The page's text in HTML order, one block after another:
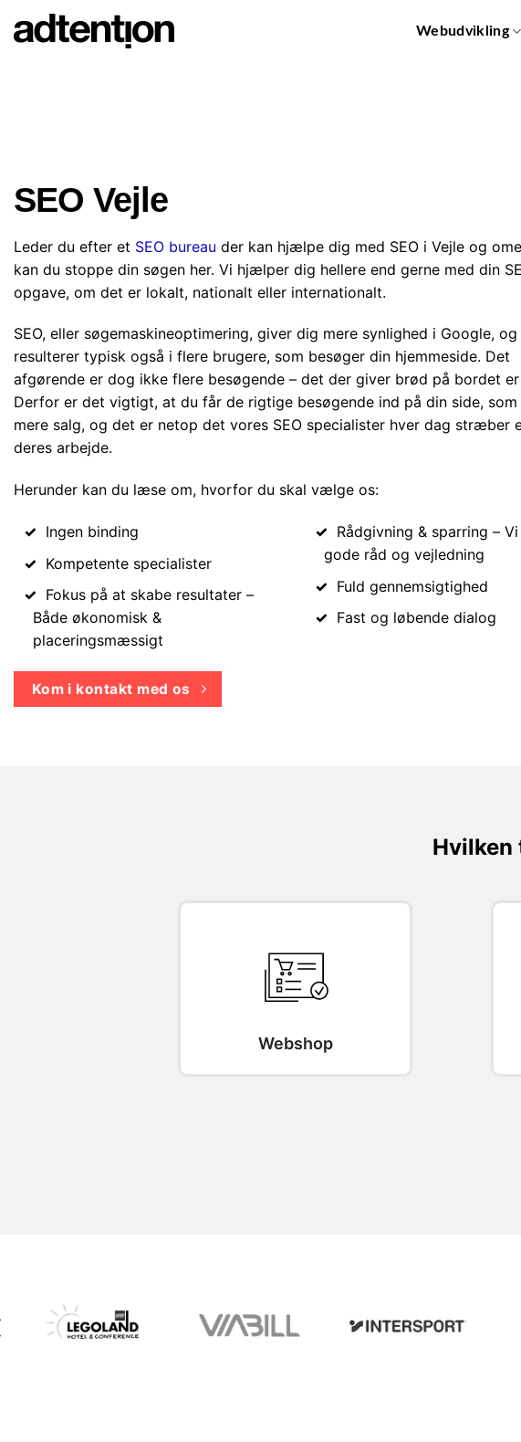
to
Webudvikling
SEO Vejle
Leder du efter et SEO bureau der kan hjælpe dig med SEO i Vejle og
kan du stoppe din søgen her. Vi hjælper dig hellere end gerne med din
opgave, om det er lokalt, nationalt eller internationalt.
SEO, eller søgemaskineoptimering, giver dig mere synlighed i Google,
resulterer typisk også i flere brugere, som besøger din hjemmeside. Det
afgørende er dog ikke flere besøgende – det der giver brød på bordet er
Derfor er det vigtigt, at du får de rigtige besøgende ind på din side,
mere salg, og det er netop det vores SEO specialister hver dag stræber
deres arbejde.
Herunder kan du læse om, hvorfor du skal vælge os:
Ingen binding
Kompetente specialister
Fokus på at skabe resultater –
Både økonomisk &
placeringsmæssigt
Rådgivning & sparring –
gode råd og vejledning
Fuld gennemsigtighed
Fast og løbende dialog
Kom i kontakt med os
Hvilken
Webshop